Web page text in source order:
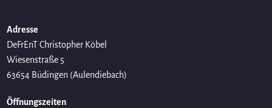
Adresse
DeFrEnT Christopher Köbel
Wiesenstraße 5
63654 Büdingen (Aulendiebach)
Öffnungszeiten